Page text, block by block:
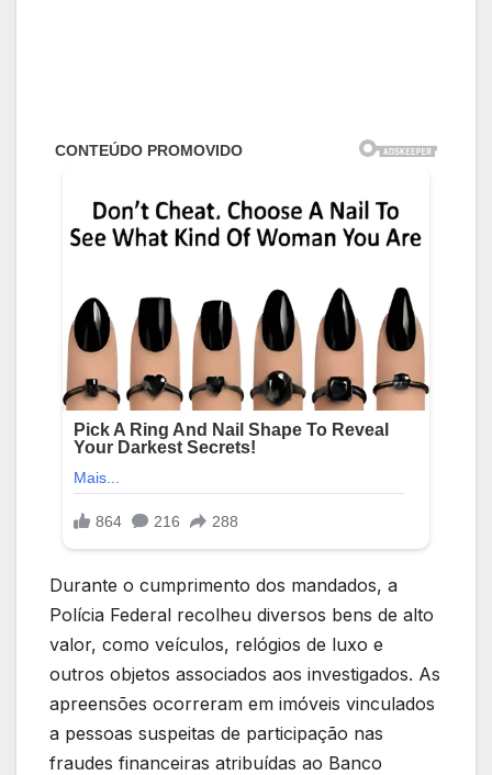
Durante o cumprimento dos mandados, a
Polícia Federal recolheu diversos bens de alto
valor, como veículos, relógios de luxo e
outros objetos associados aos investigados. As
apreensões ocorreram em imóveis vinculados
a pessoas suspeitas de participação nas
fraudes financeiras atribuídas ao Banco